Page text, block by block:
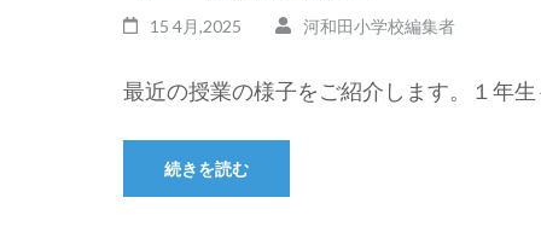
15 4月,2025 河和田小学校編集者
最近の授業の様子をご紹介します。１年
続きを読む